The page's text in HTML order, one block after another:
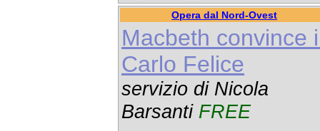
Opera dal Nord-Ovest
Macbeth convince
Carlo Felice
servizio di Nicola
Barsanti FREE